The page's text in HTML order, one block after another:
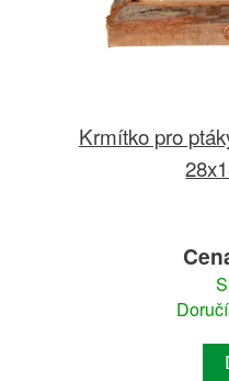
Krmítko pro